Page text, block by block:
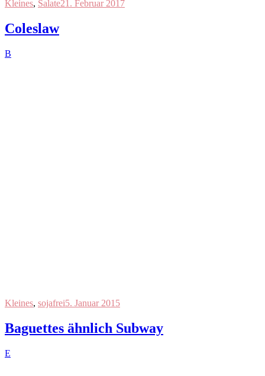
Kleines, Salate21. Februar 2017
Coleslaw
B
Kleines, sojafrei5. Januar 2015
Baguettes ähnlich Subway
E